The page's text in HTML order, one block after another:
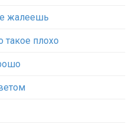
жалеешь
такое плохо